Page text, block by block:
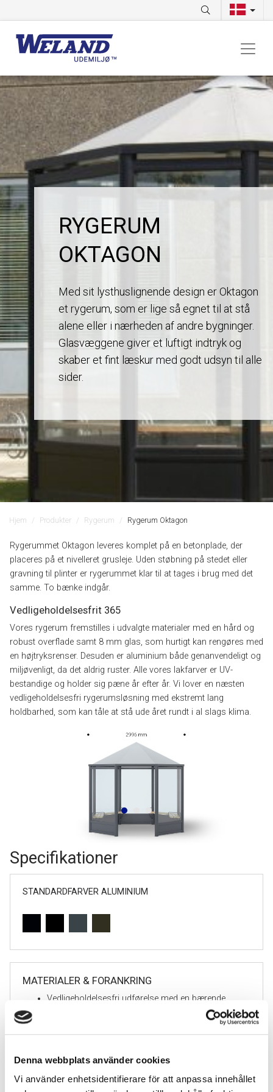
Denna webbplats använder cookies
Vi använder enhetsidentifierare för att anpassa innehållet
RYGERUM
OKTAGON
Med sit lysthuslignende design er Oktagon
et rygerum, som er lige så egnet til at stå
alene eller i nærheden af andre bygninger.
Glasvæggene giver et luftigt indtryk og
skaber et fint læskur med godt udsyn til alle
sider.
Hjem Produkter Rygerum Rygerum Oktagon
Rygerummet Oktagon leveres komplet på en betonplade, der
placeres på et nivelleret grusleje. Uden støbning på stedet eller
gravning til plinter er rygerummet klar til at tages i brug med det
samme. To bænke indgår.
Vedligeholdelsesfrit 365
Vores rygerum fremstilles i udvalgte materialer med en hård og
robust overflade samt 8 mm glas, som hurtigt kan rengøres med
en højtryksrenser. Desuden er aluminium både genanvendeligt og
miljøvenligt, da det aldrig ruster. Alle vores lakfarver er UV-
bestandige og holder sig pæne år efter år. Vi lover en næsten
vedligeholdelsesfri rygerumsløsning med ekstremt lang
holdbarhed, som kan tåle at stå ude året rundt i al slags klima.
Specifikationer
STANDARDFARVER ALUMINIUM
MATERIALER & FORANKRING
Vedligeholdelsesfri udførelse med en bærende
Leveres komplet monteret på en betonplade med